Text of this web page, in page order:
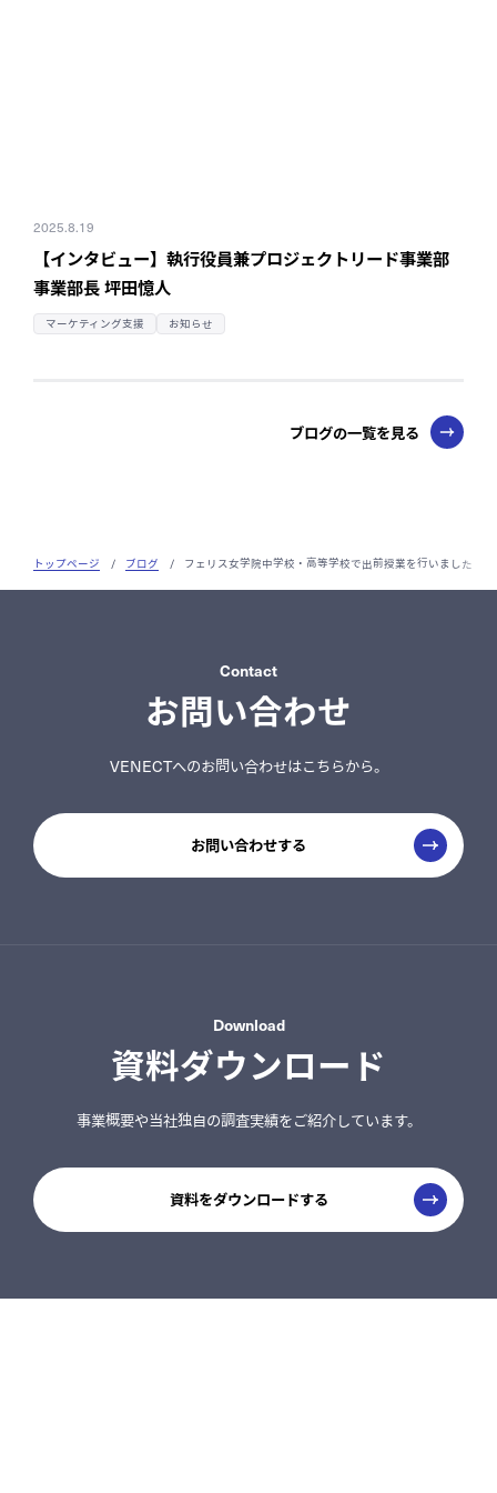
2025.8.19
【インタビュー】執行役員兼プロジェクトリード事業部
事業部長 坪田憶人
マーケティング支援 お知らせ
ブログの一覧を見る
トップページ / ブログ / フェリス女学院中学校・高等学校で出前授業を行いました
Contact
お問い合わせ
VENECTへのお問い合わせはこちらから。
お問い合わせする
Download
資料ダウンロード
事業概要や当社独自の調査実績をご紹介しています。
資料をダウンロードする